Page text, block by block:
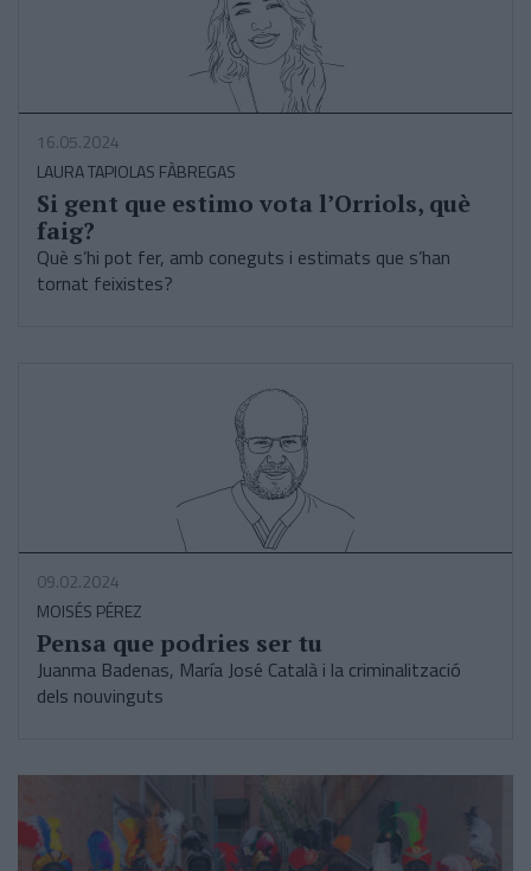
16.05.2024
LAURA TAPIOLAS FÀBREGAS
Si gent que estimo vota l’Orriols, què
faig?
Què s’hi pot fer, amb coneguts i estimats que s’han
tornat feixistes?
09.02.2024
MOISÉS PÉREZ
Pensa que podries ser tu
Juanma Badenas, María José Català i la criminalització
dels nouvinguts